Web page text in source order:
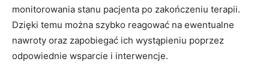
monitorowania stanu pacjenta po zakończeniu terapii.
Dzięki temu można szybko reagować na ewentualne
nawroty oraz zapobiegać ich wystąpieniu poprzez
odpowiednie wsparcie i interwencje.